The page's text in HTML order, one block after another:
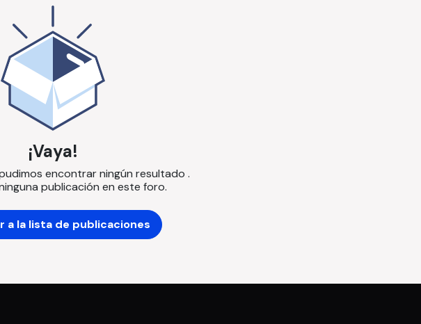
¡Vaya!
encontrar ningún resultado .
publicación en este foro.
a la lista de publicaciones